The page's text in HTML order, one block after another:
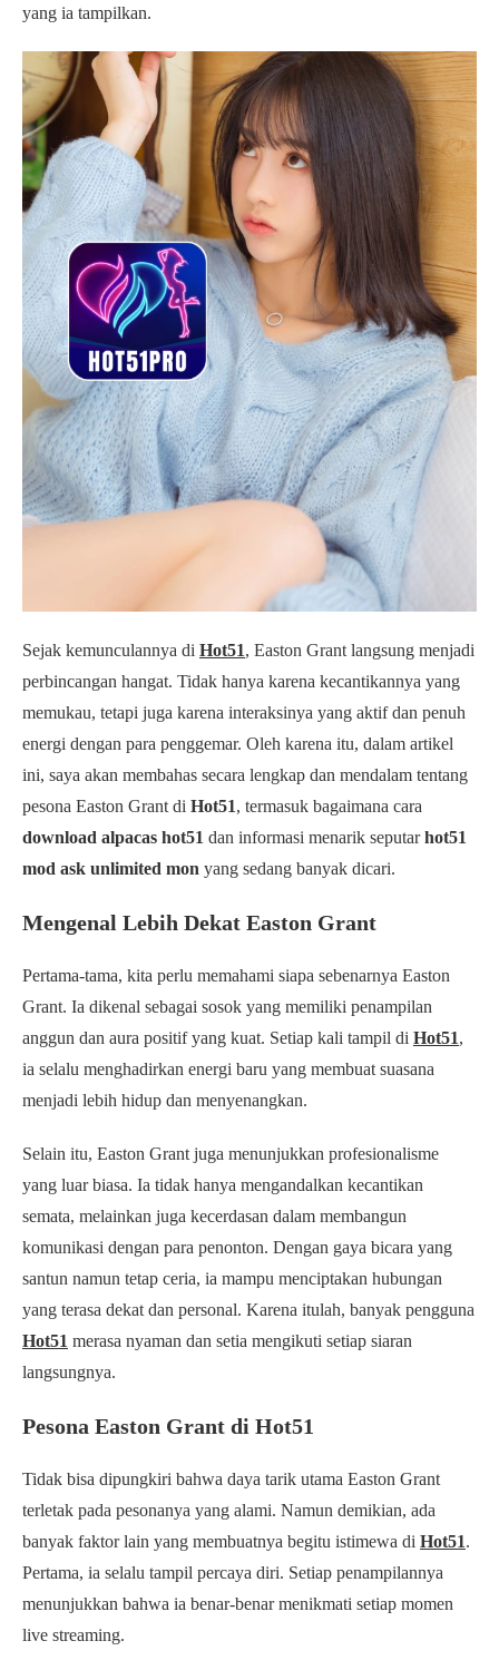
yang ia tampilkan.
Sejak kemunculannya di Hot51, Easton Grant langsung menjadi
perbincangan hangat. Tidak hanya karena kecantikannya yang
memukau, tetapi juga karena interaksinya yang aktif dan penuh
energi dengan para penggemar. Oleh karena itu, dalam artikel
ini, saya akan membahas secara lengkap dan mendalam tentang
pesona Easton Grant di Hot51, termasuk bagaimana cara
download alpacas hot51 dan informasi menarik seputarhot51
mod ask unlimited mon yang sedang banyak dicari.
Mengenal Lebih Dekat Easton Grant
Pertama-tama, kita perlu memahami siapa sebenarnya Easton
Grant. Ia dikenal sebagai sosok yang memiliki penampilan
anggun dan aura positif yang kuat. Setiap kali tampil di Hot51,
ia selalu menghadirkan energi baru yang membuat suasana
menjadi lebih hidup dan menyenangkan.
Selain itu, Easton Grant juga menunjukkan profesionalisme
yang luar biasa. Ia tidak hanya mengandalkan kecantikan
semata, melainkan juga kecerdasan dalam membangun
komunikasi dengan para penonton. Dengan gaya bicara yang
santun namun tetap ceria, ia mampu menciptakan hubungan
yang terasa dekat dan personal. Karena itulah, banyak pengguna
Hot51 merasa nyaman dan setia mengikuti setiap siaran
langsungnya.
Pesona Easton Grant di Hot51
Tidak bisa dipungkiri bahwa daya tarik utama Easton Grant
terletak pada pesonanya yang alami. Namun demikian, ada
banyak faktor lain yang membuatnya begitu istimewa di Hot51.
Pertama, ia selalu tampil percaya diri. Setiap penampilannya
menunjukkan bahwa ia benar-benar menikmati setiap momen
live streaming.